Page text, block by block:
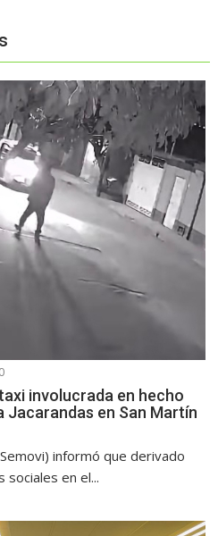
0
involucrada en hecho
en San Martín
informó que derivado
en el...